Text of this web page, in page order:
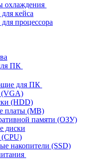
охлаждения
кейса
процессора
ПК
для ПК
(VGA)
(HDD)
платы (MB)
памяти (ОЗУ)
диски
накопители (SSD)